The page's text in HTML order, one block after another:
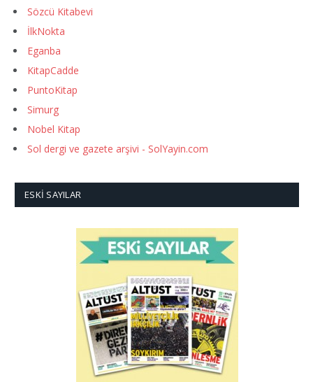
Sözcü Kitabevi
İlkNokta
Eganba
KitapCadde
PuntoKitap
Simurg
Nobel Kitap
Sol dergi ve gazete arşivi - SolYayin.com
ESKI SAYILAR